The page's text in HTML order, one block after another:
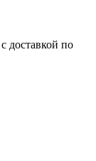
доставкой по